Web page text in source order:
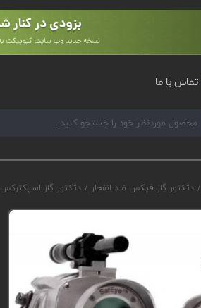
تماس با ما
/ دتکتور گاز فیکس ضد انفجار / دتکتور گاز اسپکترکس SafEye Quasar 700S Series مدل XDSS-C-11212/XSS-C-112